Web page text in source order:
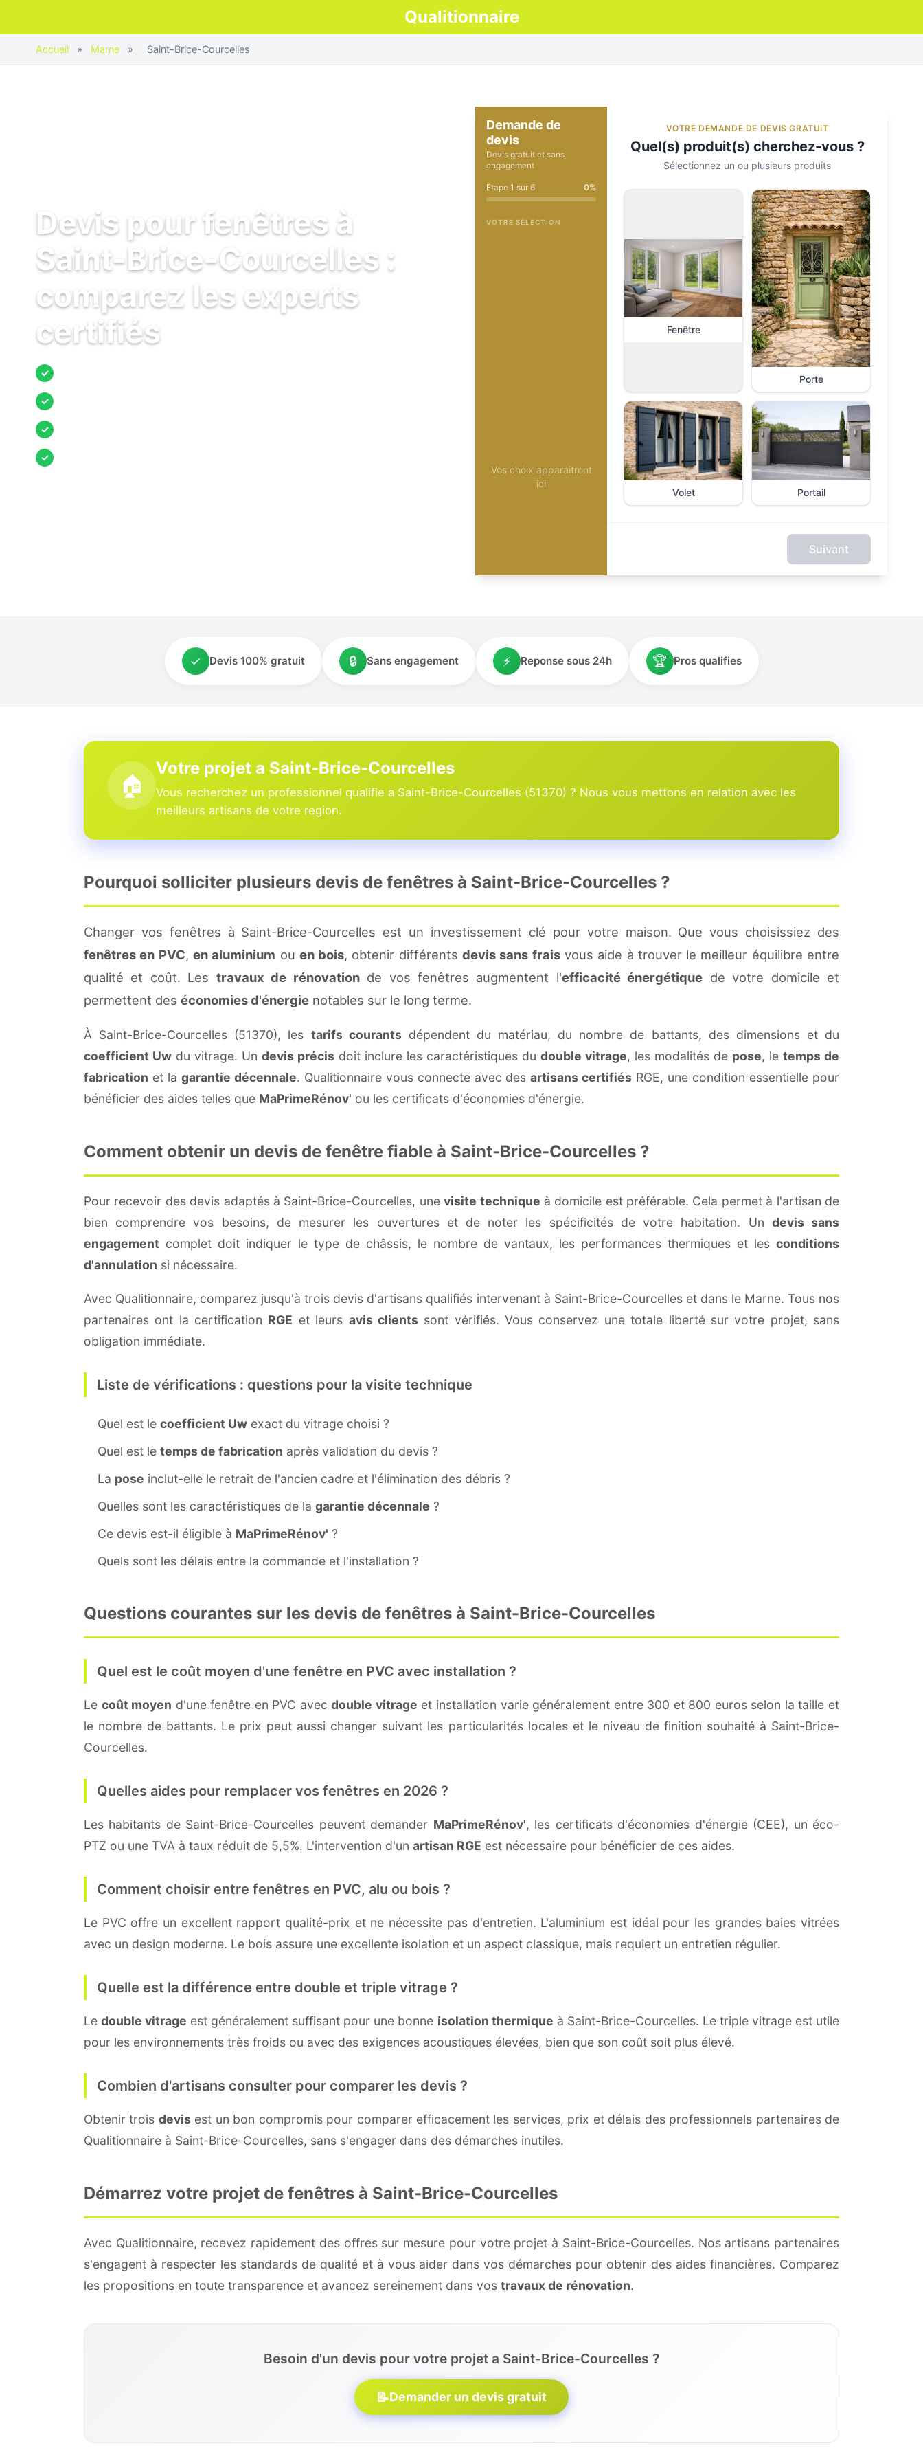
Qualitionnaire
Accueil » Marne » Saint-Brice-Courcelles
Devis pour fenêtres à
Saint-Brice-Courcelles :
comparez les experts
certifiés
✓
✓
✓
✓
Demande de
devis
Devis gratuit et sans
engagement
Etape 1 sur 6 0%
VOTRE SÉLECTION
Vos choix apparaîtront
ici
VOTRE DEMANDE DE DEVIS GRATUIT
Quel(s) produit(s) cherchez-vous ?
Sélectionnez un ou plusieurs produits
Fenêtre
Porte
Volet Portail
Suivant
✓ Devis 100% gratuit 🔒 Sans engagement ⚡ Reponse sous 24h 🏆 Pros qualifies
🏠
Votre projet a Saint-Brice-Courcelles
Vous recherchez un professionnel qualifie a Saint-Brice-Courcelles (51370) ? Nous vous mettons en relation avec les
meilleurs artisans de votre region.
Pourquoi solliciter plusieurs devis de fenêtres à Saint-Brice-Courcelles ?
Changer vos fenêtres à Saint-Brice-Courcelles est un investissement clé pour votre maison. Que vous choisissiez des
fenêtres en PVC, en aluminium ou en bois, obtenir différentsdevis sans fraisvous aide à trouver le meilleur équilibre entre
qualité et coût. Les travaux de rénovationde vos fenêtres augmentent l'efficacité énergétique de votre domicile et
permettent des économies d'énergie notables sur le long terme.
À Saint-Brice-Courcelles (51370), les tarifs courantsdépendent du matériau, du nombre de battants, des dimensions et du
coefficient Uw du vitrage. Un devis précis doit inclure les caractéristiques du double vitrage, les modalités de pose, le temps de
fabrication et la garantie décennale. Qualitionnaire vous connecte avec desartisans certifiés RGE, une condition essentielle pour
bénéficier des aides telles que MaPrimeRénov' ou les certificats d'économies d'énergie.
Comment obtenir un devis de fenêtre fiable à Saint-Brice-Courcelles ?
Pour recevoir des devis adaptés à Saint-Brice-Courcelles, unevisite technique à domicile est préférable. Cela permet à l'artisan de
bien comprendre vos besoins, de mesurer les ouvertures et de noter les spécificités de votre habitation. Un devis sans
engagement complet doit indiquer le type de châssis, le nombre de vantaux, les performances thermiques et les conditions
d'annulation si nécessaire.
Avec Qualitionnaire, comparez jusqu'à trois devis d'artisans qualifiés intervenant à Saint-Brice-Courcelles et dans le Marne. Tous nos
partenaires ont la certification RGE et leurs avis clientssont vérifiés. Vous conservez une totale liberté sur votre projet, sans
obligation immédiate.
Liste de vérifications : questions pour la visite technique
Quel est le coefficient Uw exact du vitrage choisi ?
Quel est le temps de fabrication après validation du devis ?
La pose inclut-elle le retrait de l'ancien cadre et l'élimination des débris ?
Quelles sont les caractéristiques de la garantie décennale ?
Ce devis est-il éligible à MaPrimeRénov' ?
Quels sont les délais entre la commande et l'installation ?
Questions courantes sur les devis de fenêtres à Saint-Brice-Courcelles
Quel est le coût moyen d'une fenêtre en PVC avec installation ?
Le coût moyen d'une fenêtre en PVC avecdouble vitrage et installation varie généralement entre 300 et 800 euros selon la taille et
le nombre de battants. Le prix peut aussi changer suivant les particularités locales et le niveau de finition souhaité à Saint-Brice-
Courcelles.
Quelles aides pour remplacer vos fenêtres en 2026 ?
Les habitants de Saint-Brice-Courcelles peuvent demander MaPrimeRénov', les certificats d'économies d'énergie (CEE), un éco-
PTZ ou une TVA à taux réduit de 5,5%. L'intervention d'un artisan RGE est nécessaire pour bénéficier de ces aides.
Comment choisir entre fenêtres en PVC, alu ou bois ?
Le PVC offre un excellent rapport qualité-prix et ne nécessite pas d'entretien. L'aluminium est idéal pour les grandes baies vitrées
avec un design moderne. Le bois assure une excellente isolation et un aspect classique, mais requiert un entretien régulier.
Quelle est la différence entre double et triple vitrage ?
Ledouble vitrage est généralement suffisant pour une bonne isolation thermique à Saint-Brice-Courcelles. Le triple vitrage est utile
pour les environnements très froids ou avec des exigences acoustiques élevées, bien que son coût soit plus élevé.
Combien d'artisans consulter pour comparer les devis ?
Obtenir trois devisest un bon compromis pour comparer efficacement les services, prix et délais des professionnels partenaires de
Qualitionnaire à Saint-Brice-Courcelles, sans s'engager dans des démarches inutiles.
Démarrez votre projet de fenêtres à Saint-Brice-Courcelles
Avec Qualitionnaire, recevez rapidement des offres sur mesure pour votre projet à Saint-Brice-Courcelles. Nos artisans partenaires
s'engagent à respecter les standards de qualité et à vous aider dans vos démarches pour obtenir des aides financières. Comparez
les propositions en toute transparence et avancez sereinement dans vos travaux de rénovation.
Besoin d'un devis pour votre projet a Saint-Brice-Courcelles ?
📝Demander un devis gratuit